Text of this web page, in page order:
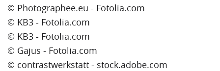
© Photographee.eu - Fotolia.com
© KB3 - Fotolia.com
© KB3 - Fotolia.com
© Gajus - Fotolia.com
© contrastwerkstatt - stock.adobe.com